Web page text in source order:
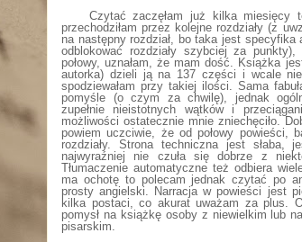
Czytać zaczęłam już kilka
przechodziłam przez kolejne rozdziały (z
na następny rozdział, bo taka jest
odblokować rozdziały szybciej za
połowy, uznałam, że mam dość. Książka
autorka) dzieli ją na 137 części i wcale
spodziewałam przy takiej ilości. Sama
pomyśle (o czym za chwilę), jednak
zupełnie nieistotnych wątków i
możliwości ostatecznie mnie zniechęciło.
powiem uczciwie, że od połowy powieści,
rozdziały. Strona techniczna jest słaba,
najwyraźniej nie czuła się dobrze z
Tłumaczenie automatyczne też odbiera
ma ochotę to polecam jednak czytać po
prosty angielski. Narracja w powieści jest
kilka postaci, co akurat uważam za plus.
pomysł na książkę osoby z niewielkim lub
pisarskim.